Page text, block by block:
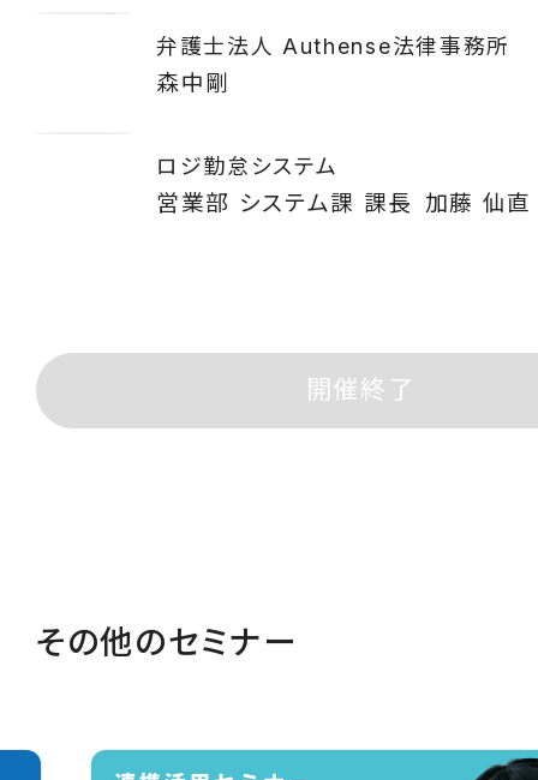
弁護士法人 Authense法律事務所
森中剛
ロジ勤怠システム
営業部 システム課 課長 加藤 仙直
開催終了
その他のセミナー